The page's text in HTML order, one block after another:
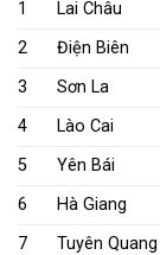
1 Lai Châu
2
Điện Biên
3
Sơn La
4
Lào Cai
5
Yên Bái
6
Hà Giang
7
Tuyên Quang